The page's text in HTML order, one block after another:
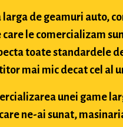
larga de geamuri auto,
care le comercializam
toate standardele
mai mic decat cel al
unei game
ne-ai sunat,